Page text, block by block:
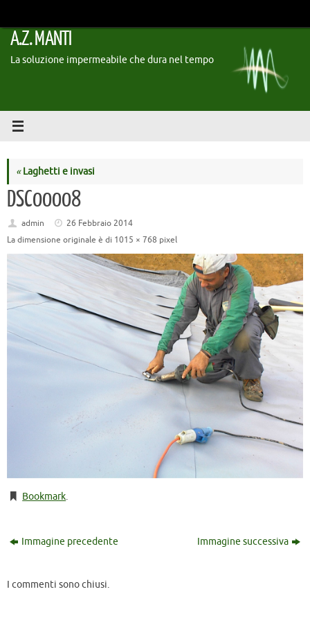
contenuto
A.Z. MANTI
La soluzione impermeabile che dura nel tempo
«Laghetti e invasi
DSC00008
admin
26 Febbraio 2014
La dimensione originale è di 1015 × 768 pixel
Bookmark.
Immagine precedente Immagine successiva
I commenti sono chiusi.